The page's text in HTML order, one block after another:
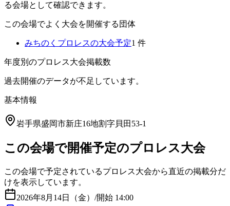
る会場として確認できます。
この会場でよく大会を開催する団体
みちのくプロレスの大会予定1 件
年度別のプロレス大会掲載数
過去開催のデータが不足しています。
基本情報
岩手県盛岡市新庄16地割字貝田53-1
この会場で開催予定のプロレス大会
この会場で予定されているプロレス大会から直近の掲載分だ
けを表示しています。
2026年8月14日（金） /開始 14:00